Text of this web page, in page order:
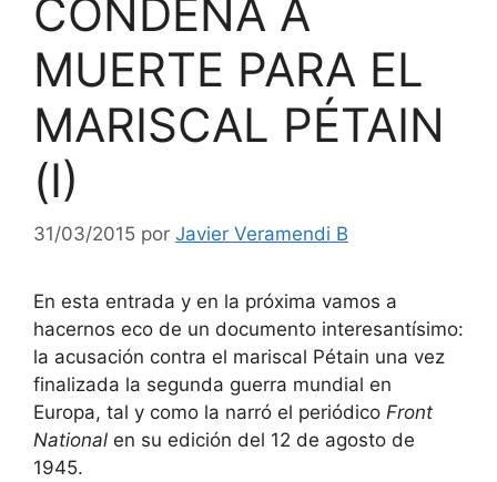
CONDENA A
MUERTE PARA EL
MARISCAL PÉTAIN
(I)
31/03/2015 por Javier Veramendi B
En esta entrada y en la próxima vamos a
hacernos eco de un documento interesantísimo:
la acusación contra el mariscal Pétain una vez
finalizada la segunda guerra mundial en
Europa, tal y como la narró el periódico Front
National en su edición del 12 de agosto de
1945.